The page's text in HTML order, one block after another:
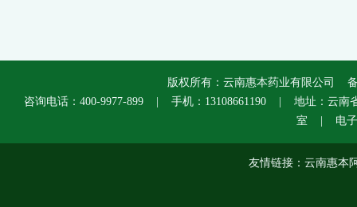
版权所有：云南惠本药业有限公司
咨询电话：400-9977-899 | 手机：13108661190 | 地址：云南省
室 | 电子邮
友情链接： 云南惠本